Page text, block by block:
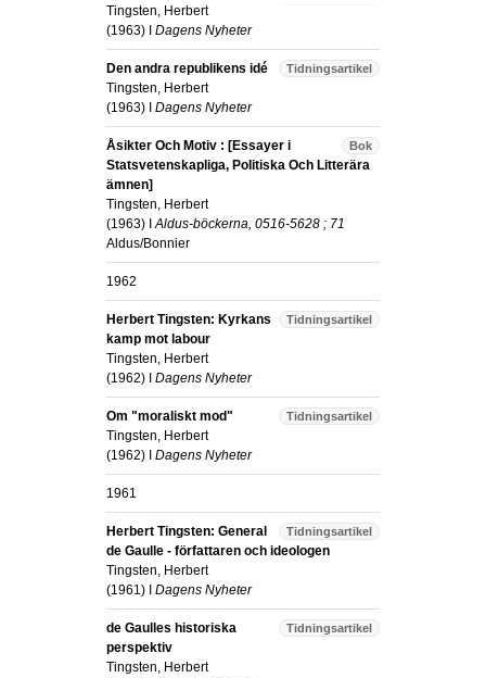
Tingsten, Herbert
(1963) I Dagens Nyheter
Tidningsartikel
Den andra republikens idé
Tingsten, Herbert
(1963) I Dagens Nyheter
Bok
Åsikter Och Motiv : [Essayer i
Statsvetenskapliga, Politiska Och Litterära
ämnen]
Tingsten, Herbert
(1963) IAldus-böckerna, 0516-5628 ; 71
Aldus/Bonnier
1962
Tidningsartikel
Herbert Tingsten: Kyrkans
kamp mot labour
Tingsten, Herbert
(1962) I Dagens Nyheter
Tidningsartikel
Om "moraliskt mod"
Tingsten, Herbert
(1962) I Dagens Nyheter
1961
Tidningsartikel
Herbert Tingsten: General
de Gaulle - författaren och ideologen
Tingsten, Herbert
(1961) I Dagens Nyheter
Tidningsartikel
de Gaulles historiska
perspektiv
Tingsten, Herbert